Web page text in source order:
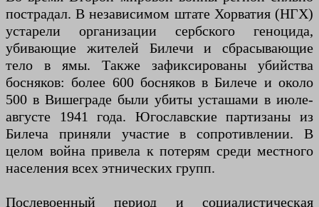
пострадал. В независимом штате Хорватия (НГХ)
устарели организации сербского геноцида,
убивающие жителей Билечи и сбрасывающие
тело в ямы. Также зафиксированы убийства
босняков: более 600 босняков в Билече и около
500 в Вишеграде были убиты усташами в июле-
августе 1941 года. Югославские партизаны из
Билеча приняли участие в сопротивлении. В
целом война привела к потерям среди местного
населения всех этнических групп.
Послевоенный период и социалистическая